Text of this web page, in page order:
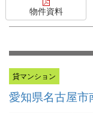
物件資料
貸マンション
愛知県名古屋市